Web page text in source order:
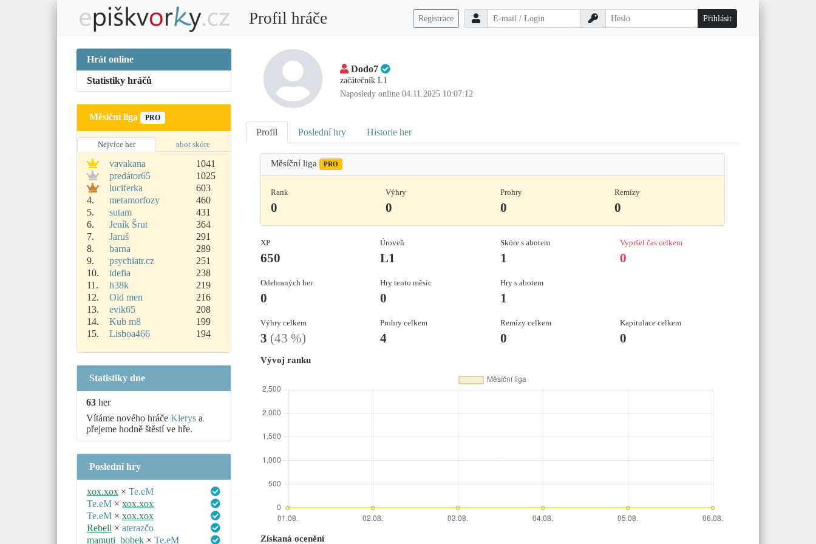
Profil hráče Registrace
Hrát online
Statistiky hráčů
Měsíční liga PRO
Nejvíce her abot skóre
vavakana
1041
predátor65
1025
luciferka
603
4.
metamorfozy
460
5.
sutam
431
6.
Jeník Šrut
364
7.
Jaruš
291
8.
barna
289
9.
psychiatr.cz
251
10.
idefia
238
11.
h38k
219
12.
Old men
216
13.
evik65
208
14.
Kub m8
199
15.
Lisboa466 194
Statistiky dne
63 her
Vítáme nového hráče Klerys a
přejeme hodně štěstí ve hře.
Poslední hry
xox.xox × Te.eM
Te.eM × xox.xox
Te.eM × xox.xox
Rebell × aterazčo
mamuti_bobek × Te.eM
Dodo7
začátečník L1
Naposledy online 04.11.2025 10:07:12
Profil Poslední hry Historie her
Měsíční liga PRO
Rank
0
Výhry
0
Prohry
0
Remízy
0
XP
650
Úroveň
L1
Skóre s abotem
1
Vypršel čas celkem
0
Odehraných her
0
Hry tento měsíc
0
Hry s abotem
1
Výhry celkem
3 (43 %)
Prohry celkem
4
Remízy celkem
0
Kapitulace celkem
0
Vývoj ranku
Získaná ocenění